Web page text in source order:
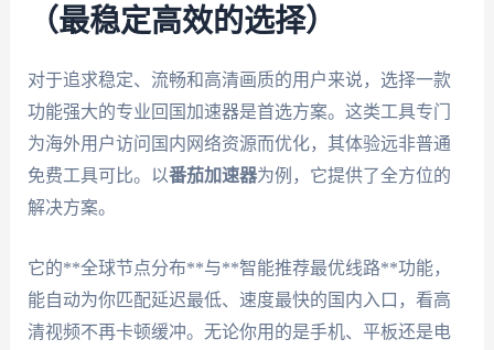
（最稳定高效的选择）
对于追求稳定、流畅和高清画质的用户来说，选择一款
功能强大的专业回国加速器是首选方案。这类工具专门
为海外用户访问国内网络资源而优化，其体验远非普通
免费工具可比。以番茄加速器为例，它提供了全方位的
解决方案。
它的**全球节点分布**与**智能推荐最优线路**功能，
能自动为你匹配延迟最低、速度最快的国内入口，看高
清视频不再卡顿缓冲。无论你用的是手机、平板还是电